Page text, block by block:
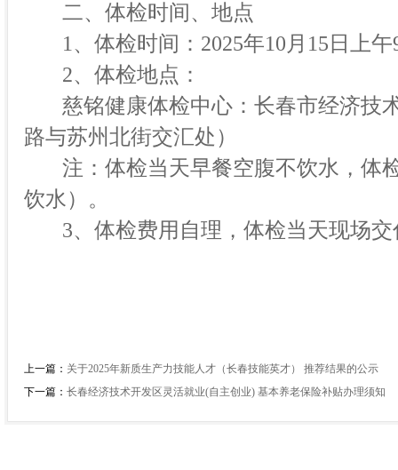
二、体检时间、地点
1、体检时间：2025年10月15日上午
2、体检地点：
慈铭健康体检中心： 长春市经济技
路与苏州北街交汇处）
注：体检当天早餐空腹不饮水，体
饮水）。
3、体检费用自理，体检当天现场
上一篇： 关于2025年新质生产力技能人才（长春技能英才） 推荐结果的公示
下一篇： 长春经济技术开发区灵活就业(自主创业) 基本养老保险补贴办理须知